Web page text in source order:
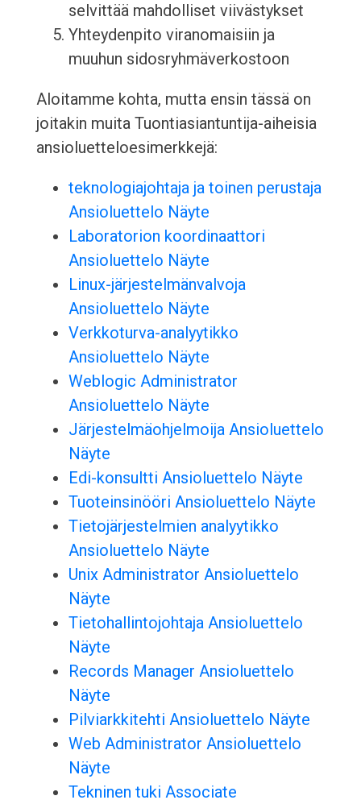
selvittää mahdolliset viivästykset
Yhteydenpito viranomaisiin ja
muuhun sidosryhmäverkostoon
Aloitamme kohta, mutta ensin tässä on
joitakin muita Tuontiasiantuntija-aiheisia
ansioluetteloesimerkkejä:
teknologiajohtaja ja toinen perustaja
Ansioluettelo Näyte
Laboratorion koordinaattori
Ansioluettelo Näyte
Linux-järjestelmänvalvoja
Ansioluettelo Näyte
Verkkoturva-analyytikko
Ansioluettelo Näyte
Weblogic Administrator
Ansioluettelo Näyte
Järjestelmäohjelmoija Ansioluettelo
Näyte
Edi-konsultti Ansioluettelo Näyte
Tuoteinsinööri Ansioluettelo Näyte
Tietojärjestelmien analyytikko
Ansioluettelo Näyte
Unix Administrator Ansioluettelo
Näyte
Tietohallintojohtaja Ansioluettelo
Näyte
Records Manager Ansioluettelo
Näyte
Pilviarkkitehti Ansioluettelo Näyte
Web Administrator Ansioluettelo
Näyte
Tekninen tuki Associate